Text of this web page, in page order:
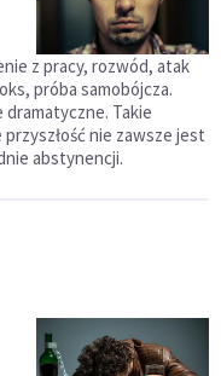
z pracy, rozwód, atak
próba samobójcza.
Takie
nie zawsze jest
abstynencji.